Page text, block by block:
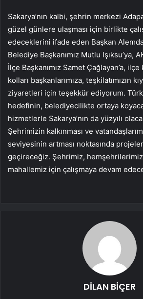
Sakarya’nın kalbi, şehrin merkezi
güzel günlere ulaşması için birlikte
edeceklerini ifade eden Başkan
Belediye Başkanımız Mutlu Işıksu’ya,
İlçe Başkanımız Samet Çağlayan’a,
kolları başkanlarımıza, teşkilatımızın
ziyaretleri için teşekkür ediyorum.
hedefinin, belediyecilikte ortaya
hizmetlerle Sakarya’nın da yüzyılı
Şehrimizin kalkınması ve
seviyesinin artması noktasında
geçireceğiz. Şehrimiz,
mahallemiz için çalışmaya devam
DİLAN BİÇER